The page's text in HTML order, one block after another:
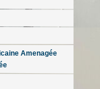
Amenagée